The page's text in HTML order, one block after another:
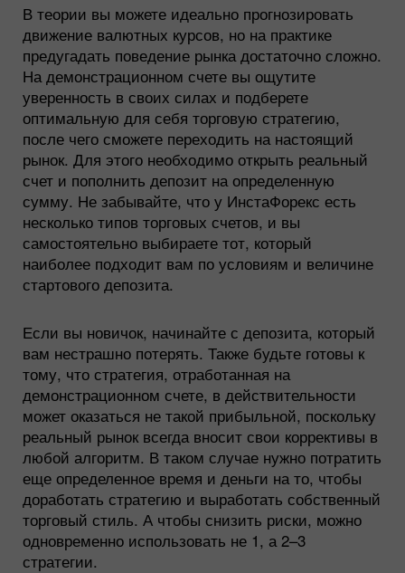
В теории вы можете идеально прогнозировать
движение валютных курсов, но на практике
предугадать поведение рынка достаточно сложно.
На демонстрационном счете вы ощутите
уверенность в своих силах и подберете
оптимальную для себя торговую стратегию,
после чего сможете переходить на настоящий
рынок. Для этого необходимо открыть реальный
счет и пополнить депозит на определенную
сумму. Не забывайте, что у ИнстаФорекс есть
несколько типов торговых счетов, и вы
самостоятельно выбираете тот, который
наиболее подходит вам по условиям и величине
стартового депозита.
Если вы новичок, начинайте с депозита, который
вам нестрашно потерять. Также будьте готовы к
тому, что стратегия, отработанная на
демонстрационном счете, в действительности
может оказаться не такой прибыльной, поскольку
реальный рынок всегда вносит свои коррективы в
любой алгоритм. В таком случае нужно потратить
еще определенное время и деньги на то, чтобы
доработать стратегию и выработать собственный
торговый стиль. А чтобы снизить риски, можно
одновременно использовать не 1, а 2–3
стратегии.